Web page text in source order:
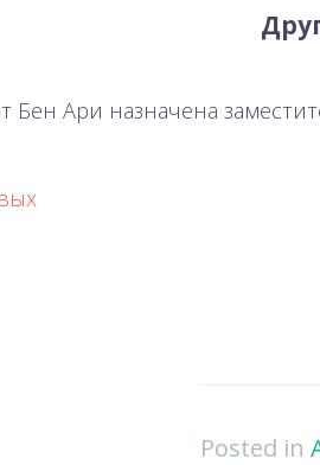
Бен Ари назначена
Posted in